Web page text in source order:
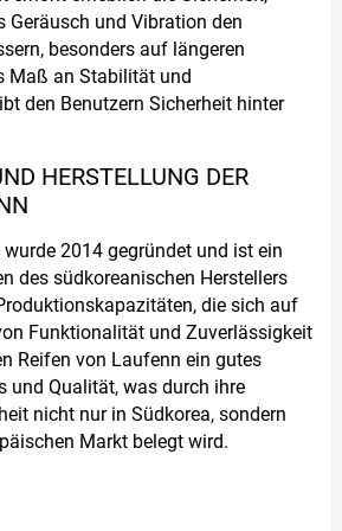
Geräusch und Vibration den
besonders auf längeren
Maß an Stabilität und
den Benutzern Sicherheit hinter
HERSTELLUNG DER
2014 gegründet und ist ein
des südkoreanischen Herstellers
die sich auf
Funktionalität und Zuverlässigkeit
Reifen von Laufenn ein gutes
und Qualität, was durch ihre
nicht nur in Südkorea, sondern
Markt belegt wird.